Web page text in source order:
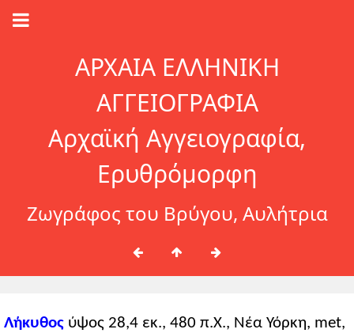
ΑΡΧΑΙΑ ΕΛΛΗΝΙΚΗ
ΑΓΓΕΙΟΓΡΑΦΙΑ
Αρχαϊκή Αγγειογραφία,
Ερυθρόμορφη
Ζωγράφος του Βρύγου, Αυλήτρια
Λήκυθος ύψος 28,4 εκ., 480 π.Χ., Νέα Υόρκη, met,